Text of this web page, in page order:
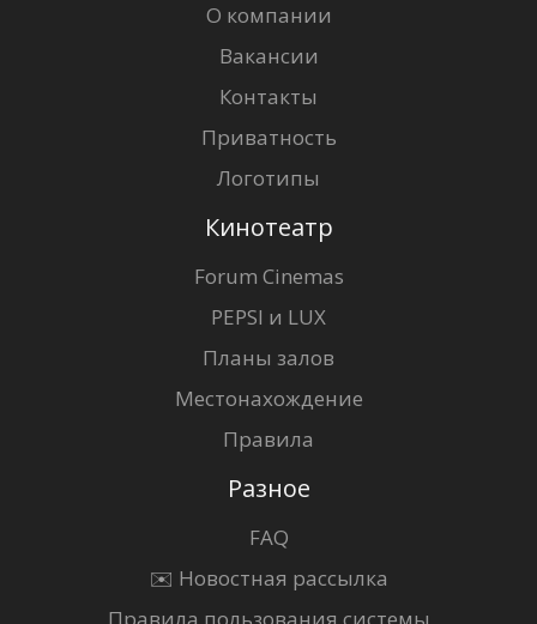
О компании
Вакансии
Контакты
Приватность
Логотипы
Кинотеатр
Forum Cinemas
PEPSI и LUX
Планы залов
Местонахождение
Правила
Разное
FAQ
✉️ Новостная рассылка